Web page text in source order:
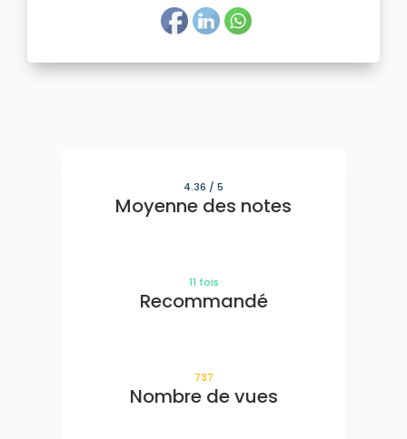
4.36 / 5
Moyenne des notes
11 fois
Recommandé
737
Nombre de vues